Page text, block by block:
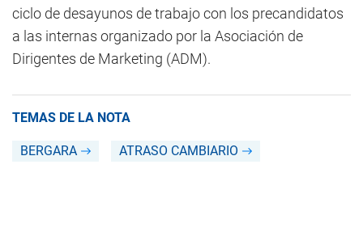
ciclo de desayunos de trabajo con los precandidatos
a las internas organizado por la Asociación de
Dirigentes de Marketing (ADM).
TEMAS DE LA NOTA
BERGARA ATRASO CAMBIARIO